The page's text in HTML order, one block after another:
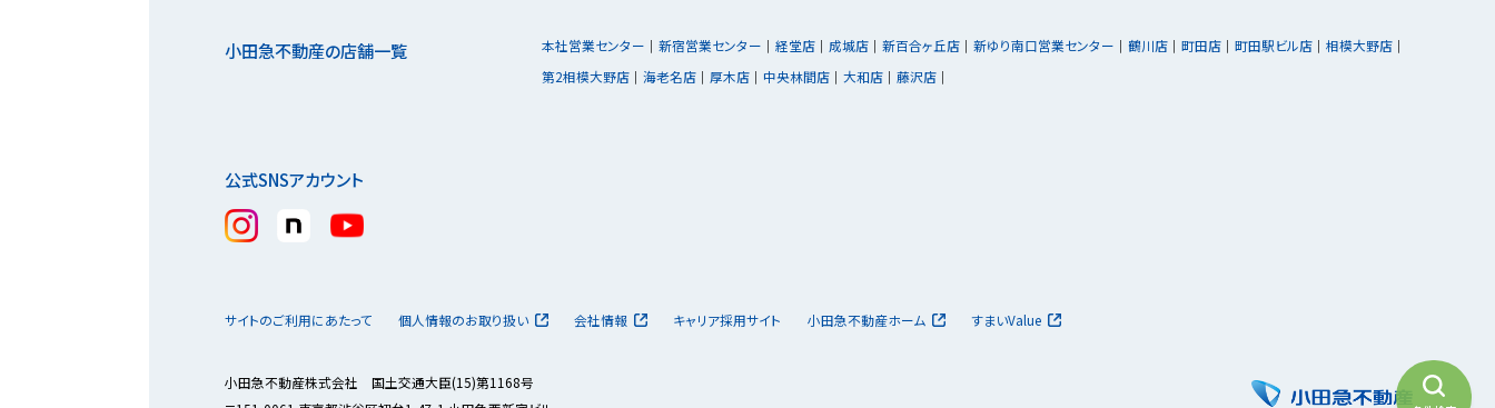
小田急不動産の店舗一覧 本社営業センター 新宿営業センター 経堂店 成城店 新百合ヶ丘店 新ゆり南口営業センター 鶴川店 町田店 町田駅ビル店
相模大野店
第2相模大野店
海老名店 厚木店 中央林間店 大和店 藤沢店
公式SNSアカウント
サイトのご利用にあたって 個人情報のお取り扱い 会社情報 キャリア採用サイト 小田急不動産ホーム すまいValue
小田急不動産株式会社 国土交通大臣(15)第1168号